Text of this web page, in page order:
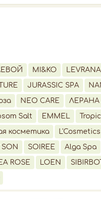
MI&KO LEVRANA
JURASSIC SPA
NEO CARE ЛЕРАНА
Salt EMMEL
косметика L'Cosmetics
SON SOIREE Alga Spa
ROSE LOEN